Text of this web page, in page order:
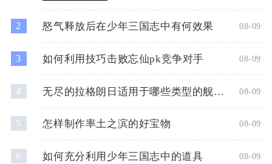
制消耗队、群雄极限爆发队三
2 怒气释放后在少年三国志中有何效果 08-09
3 如何利用技巧击败忘仙pk竞争对手 08-09
4 无尽的拉格朗日适用于哪些类型的舰船升级 08-09
5 怎样制作率土之滨的好宝物 08-09
6 如何充分利用少年三国志中的道具 08-09